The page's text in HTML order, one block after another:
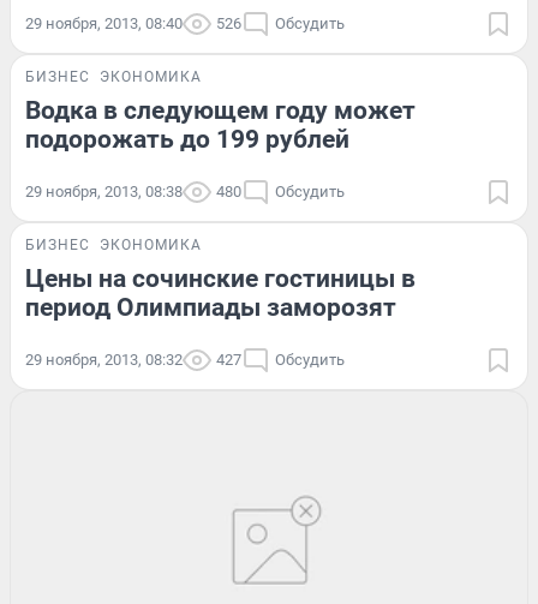
29 ноября, 2013, 08:40 526 Обсудить
БИЗНЕС ЭКОНОМИКА
Водка в следующем году может
подорожать до 199 рублей
29 ноября, 2013, 08:38 480 Обсудить
БИЗНЕС ЭКОНОМИКА
Цены на сочинские гостиницы в
период Олимпиады заморозят
29 ноября, 2013, 08:32 427 Обсудить